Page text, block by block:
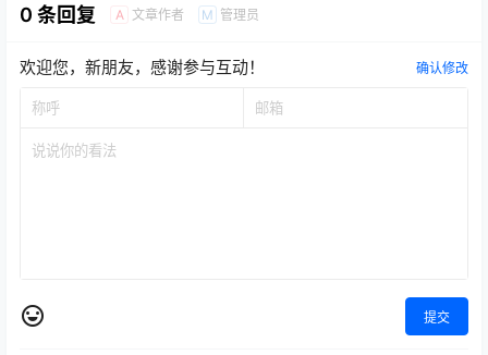
0 条回复 A 文章作者 M 管理员
欢迎您，新朋友，感谢参与互动！ 确认修改
提交